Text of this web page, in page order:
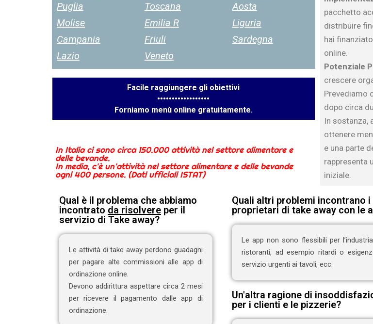
Puglia
Molise
Campania
Lazio
Toscana
Emilia R
Friuli
Veneto
Aosta
Liguria
Sardegna
Facile raggiungere gli obiettivi
••••••••••••••••••
Forniamo menù online gratuitamente.
In Italia ci sono circa 150.000 attività nel settore alimentare e
delle bevande.
In media, c'è un'attività nel settore alimentare e delle bevande
ogni 400 persone. (Dati ufficiali ISTAT)
pacchetto
distribuire
hai
online.
Potenziale
crescere
Prevediamo
dopo circa
In sostanza,
ottenere
e una parte
rappresenta
iniziale.
Qual è il problema che abbiamo
incontrato da risolvere per il
servizio di Take away?
Le attività di take away perdono guadagni
per pagare alte commissioni alle app di
ordinazione online.
Devono addirittura aspettare circa 2 mesi
per ricevere il pagamento dalle app di
ordinazione.
Quali altri problemi incontrano i
proprietari di take away con le
Le app non sono flessibili per
ristoranti, ad esempio ritardi o
servizio urgenti ai tavoli, ecc.
Un'altra ragione di
per i clienti e le pizzerie?